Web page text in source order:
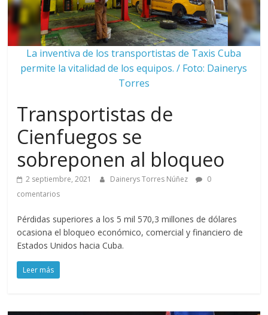
La inventiva de los transportistas de Taxis Cuba
permite la vitalidad de los equipos. / Foto: Dainerys
Torres
Transportistas de
Cienfuegos se
sobreponen al bloqueo
2 septiembre, 2021 Dainerys Torres Núñez
0
comentarios
Pérdidas superiores a los 5 mil 570,3 millones de dólares
ocasiona el bloqueo económico, comercial y financiero de
Estados Unidos hacia Cuba.
Leer más